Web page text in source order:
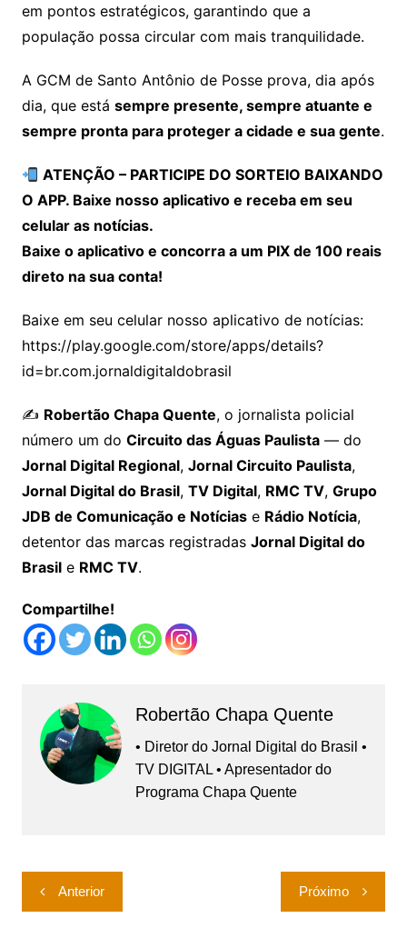
em pontos estratégicos, garantindo que a
população possa circular com mais tranquilidade.
A GCM de Santo Antônio de Posse prova, dia após
dia, que está sempre presente, sempre atuante e
sempre pronta para proteger a cidade e sua gente.
ATENÇÃO – PARTICIPE DO SORTEIO BAIXANDO
O APP. Baixe nosso aplicativo e receba em seu
celular as notícias.
Baixe o aplicativo e concorra a um PIX de 100 reais
direto na sua conta!
Baixe em seu celular nosso aplicativo de notícias:
https://play.google.com/store/apps/details?
id=br.com.jornaldigitaldobrasil
✍️ Robertão Chapa Quente, o jornalista policial
número um do Circuito das Águas Paulista— do
Jornal Digital Regional, Jornal Circuito Paulista,
Jornal Digital do Brasil, TV Digital, RMC TV, Grupo
JDB de Comunicação e Notíciase Rádio Notícia,
detentor das marcas registradas Jornal Digital do
Brasile RMC TV.
Compartilhe!
Robertão Chapa Quente
• Diretor do Jornal Digital do Brasil •
TV DIGITAL • Apresentador do
Programa Chapa Quente
Navegação
de
Anterior Próximo